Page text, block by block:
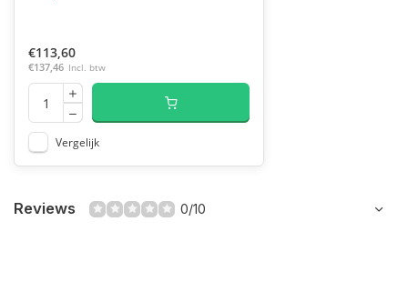
€113,60
€137,46 Incl. btw
Vergelijk
Reviews 0/10